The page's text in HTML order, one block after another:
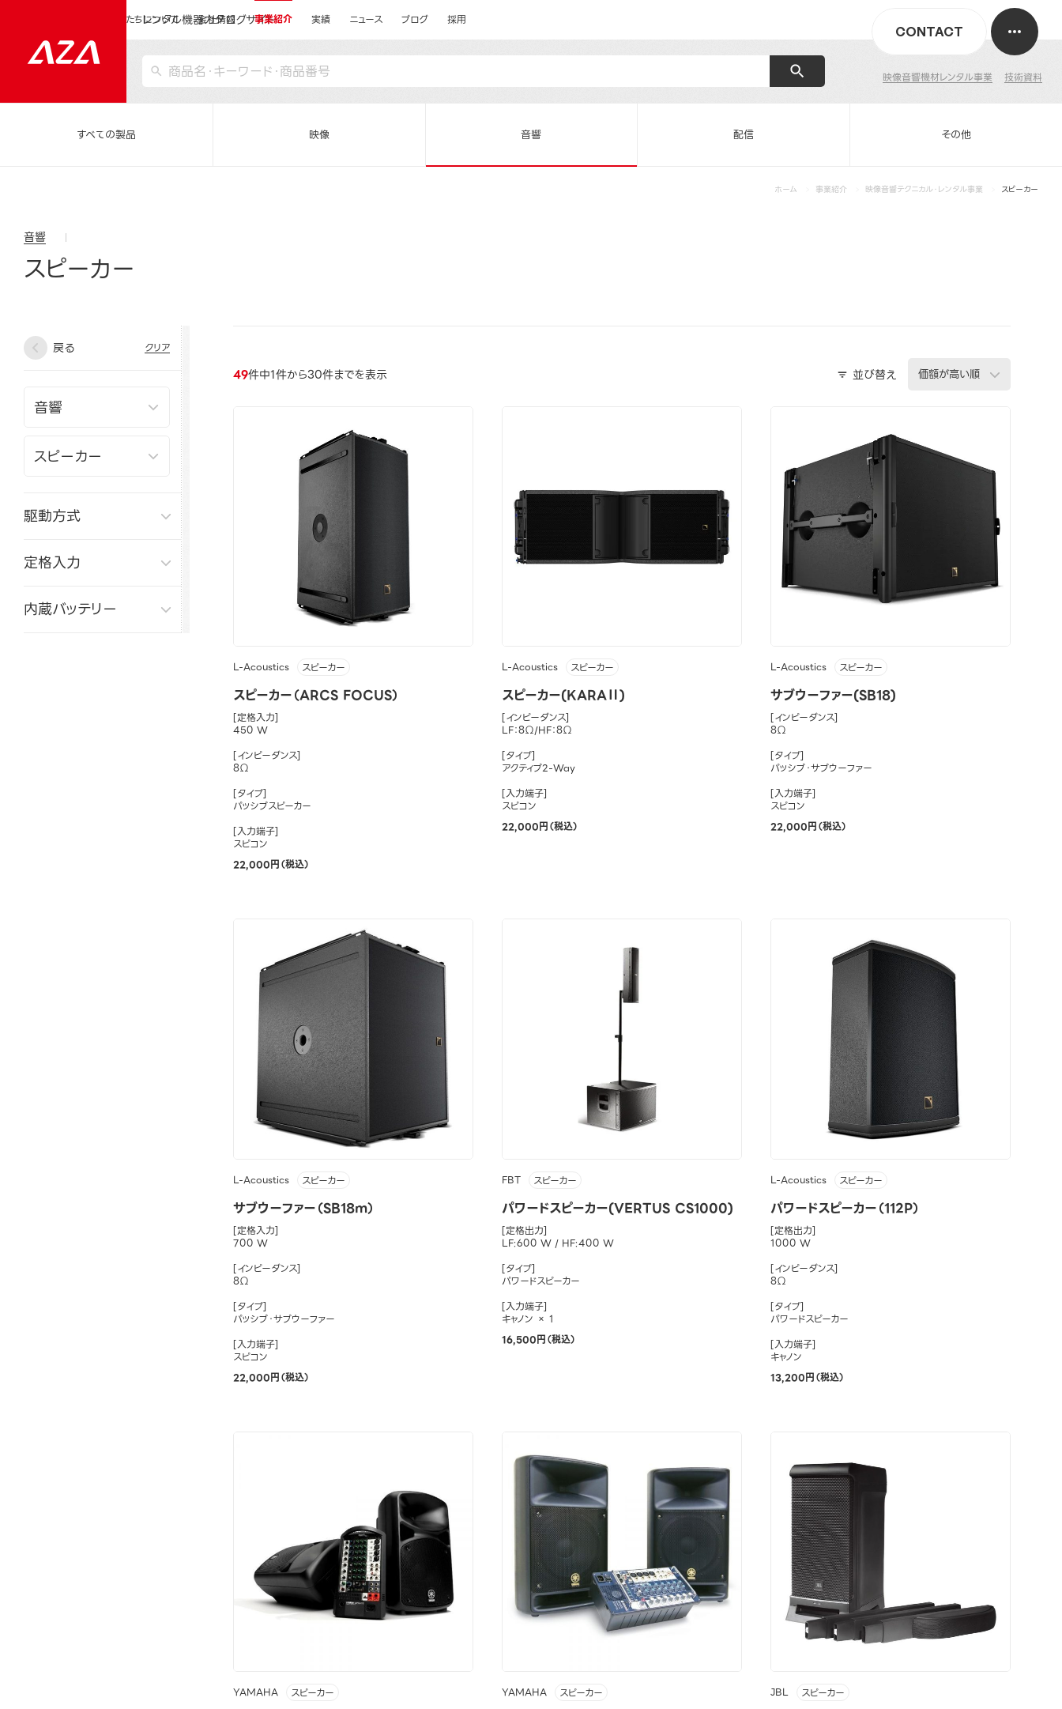
レンタル機器カタログサイト
映像音響機材レンタル事業 技術資料
CONTACT
私たちについて 会社情報 事業紹介 実績 ニュース ブログ 採用
すべての製品 映像 音響 配信 その他
ホーム 事業紹介 映像音響テクニカル・レンタル事業 スピーカー
音響
スピーカー
戻る クリア
駆動方式
定格入力
内蔵バッテリー
49件中1件から30件までを表示 並び替え
L-Acoustics スピーカー
スピーカー（ARCS FOCUS）
[定格入力]
450 W
[インピーダンス]
8Ω
[タイプ]
パッシブスピーカー
[入力端子]
スピコン
22,000円（税込）
L-Acoustics スピーカー
スピーカー(KARAⅡ)
[インピーダンス]
LF：8Ω/HF：8Ω
[タイプ]
アクティブ2-Way
[入力端子]
スピコン
22,000円（税込）
L-Acoustics スピーカー
サブウーファー(SB18)
[インピーダンス]
8Ω
[タイプ]
パッシブ・サブウーファー
[入力端子]
スピコン
22,000円（税込）
L-Acoustics スピーカー
サブウーファー（SB18m）
[定格入力]
700 W
[インピーダンス]
8Ω
[タイプ]
パッシブ・サブウーファー
[入力端子]
スピコン
22,000円（税込）
FBT スピーカー
パワードスピーカー(VERTUS CS1000)
[定格出力]
LF:600 W / HF:400 W
[タイプ]
パワードスピーカー
[入力端子]
キャノン × 1
16,500円（税込）
L-Acoustics スピーカー
パワードスピーカー（112P）
[定格出力]
1000 W
[インピーダンス]
8Ω
[タイプ]
パワードスピーカー
[入力端子]
キャノン
13,200円（税込）
YAMAHA スピーカー YAMAHA スピーカー JBL スピーカー